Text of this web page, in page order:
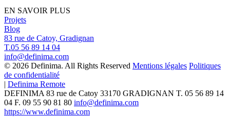
EN SAVOIR PLUS
Projets
Blog
83 rue de Catoy, Gradignan
T.05 56 89 14 04
info@definima.com
© 2026 Definima. All Rights Reserved Mentions légales Politiques
de confidentialité
| Definima Remote
DEFINIMA 83 rue de Catoy 33170 GRADIGNAN T. 05 56 89 14
04 F. 09 55 90 81 80 info@definima.com
https://www.definima.com